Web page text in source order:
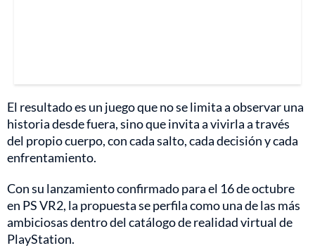
El resultado es un juego que no se limita a observar una
historia desde fuera, sino que invita a vivirla a través
del propio cuerpo, con cada salto, cada decisión y cada
enfrentamiento.
Con su lanzamiento confirmado para el 16 de octubre
en PS VR2, la propuesta se perfila como una de las más
ambiciosas dentro del catálogo de realidad virtual de
PlayStation.